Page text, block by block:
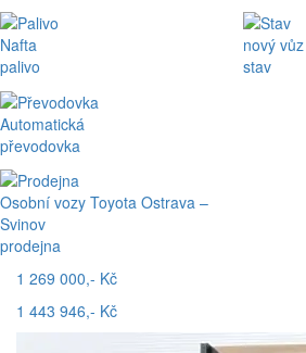
Nafta
palivo
Automatická
převodovka
Osobní vozy Toyota Ostrava –
Svinov
prodejna
nový vůz
stav
1 269 000,- Kč
1 443 946,- Kč